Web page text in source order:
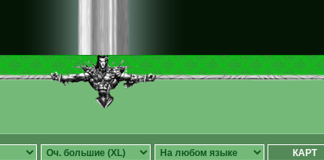
КАРТ